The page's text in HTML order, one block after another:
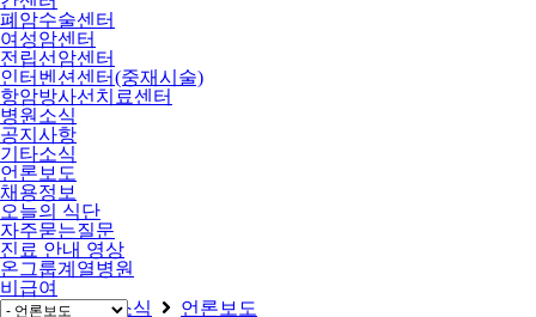
폐암수술센터
여성암센터
전립선암센터
인터벤션센터(중재시술)
항암방사선치료센터
병원소식
공지사항
기타소식
언론보도
채용정보
오늘의 식단
자주묻는질문
진료 안내 영상
온그룹계열병원
비급여
Home
병원소식
언론보도